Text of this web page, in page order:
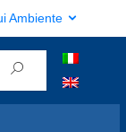
Ambiente